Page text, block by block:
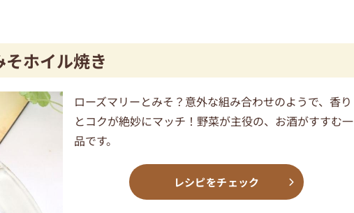
ホイル焼き
ローズマリーとみそ？意外な組み合わせのようで、香り
とコクが絶妙にマッチ！野菜が主役の、お酒がすすむ一
品です。
レシピをチェック